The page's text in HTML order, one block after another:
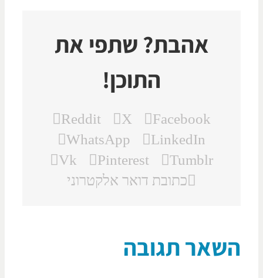
אהבת? שתפי את
התוכן!
Facebook
X
Reddit
LinkedIn
WhatsApp
Tumblr
Pinterest
Vk
כתובת דואר אלקטרוני
תגובה